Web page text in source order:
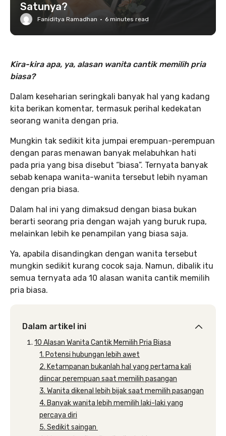
Satunya?
Faniditya Ramadhan · 6 minutes read
Kira-kira apa, ya, alasan wanita cantik memilih pria
biasa?
Dalam keseharian seringkali banyak hal yang kadang
kita berikan komentar, termasuk perihal kedekatan
seorang wanita dengan pria.
Mungkin tak sedikit kita jumpai erempuan-perempuan
dengan paras menawan banyak melabuhkan hati
pada pria yang bisa disebut “biasa”. Ternyata banyak
sebab kenapa wanita-wanita tersebut lebih nyaman
dengan pria biasa.
Dalam hal ini yang dimaksud dengan biasa bukan
berarti seorang pria dengan wajah yang buruk rupa,
melainkan lebih ke penampilan yang biasa saja.
Ya, apabila disandingkan dengan wanita tersebut
mungkin sedikit kurang cocok saja. Namun, dibalik itu
semua ternyata ada 10 alasan wanita cantik memilih
pria biasa.
Dalam artikel ini
10 Alasan Wanita Cantik Memilih Pria Biasa
1. Potensi hubungan lebih awet
2. Ketampanan bukanlah hal yang pertama kali
diincar perempuan saat memilih pasangan
3. Wanita dikenal lebih bijak saat memilih pasangan
4. Banyak wanita lebih memilih laki-laki yang
percaya diri
5. Sedikit saingan